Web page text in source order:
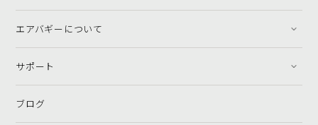
エアバギーについて
サポート
ブログ